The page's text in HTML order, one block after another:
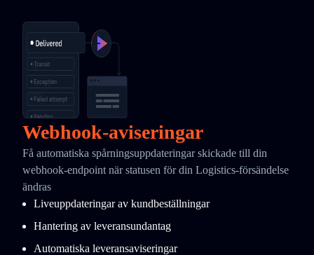
Webhook-aviseringar
Få automatiska spårningsuppdateringar skickade till din
webhook-endpoint när statusen för din Logistics-försändelse
ändras
Liveuppdateringar av kundbeställningar
Hantering av leveransundantag
Automatiska leveransaviseringar